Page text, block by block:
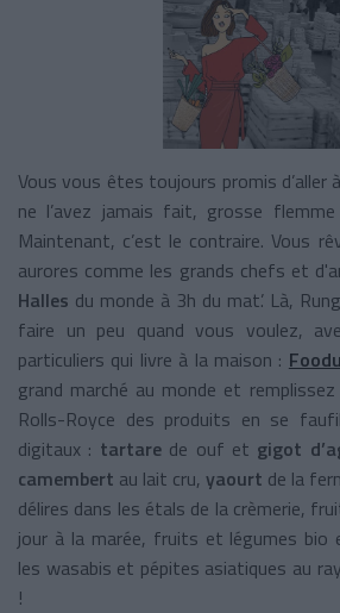
Vous vous êtes toujours promis d’aller à
ne l’avez jamais fait, grosse
Maintenant, c’est le contraire. Vous
aurores comme les grands chefs et
Halles du monde à 3h du mat’. Là,
faire un peu quand vous voulez,
particuliers qui livre à la maison :
grand marché au monde et
Rolls-Royce des produits en se
digitaux : tartare de ouf et gigot
camembert au lait cru, yaourt de la
délires dans les étals de la crèmerie,
jour à la marée, fruits et légumes bio
les wasabis et pépites asiatiques au
!